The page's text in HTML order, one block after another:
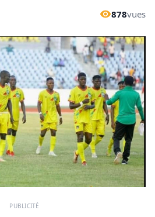
878vues
PUBLICITÉ